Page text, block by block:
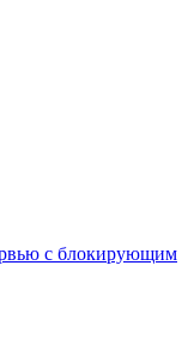
с блокирующим